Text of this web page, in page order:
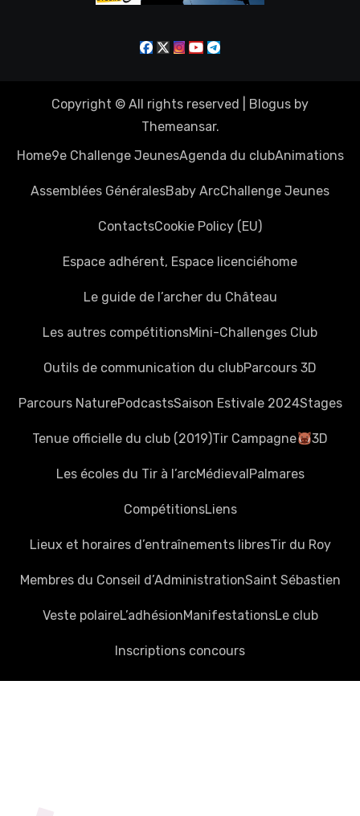
Copyright © All rights reserved Blogus by
Themeansar.
Home9e Challenge JeunesAgenda du clubAnimations
Assemblées GénéralesBaby ArcChallenge Jeunes
ContactsCookie Policy (EU)
Espace adhérent, Espace licenciéhome
Le guide de l’archer du Château
Les autres compétitionsMini-Challenges Club
Outils de communication du clubParcours 3D
Parcours NaturePodcastsSaison Estivale 2024Stages
Tenue officielle du club (2019)Tir Campagne 3D
Les écoles du Tir à l’arcMédieval Palmares
CompétitionsLiens
Lieux et horaires d’entraînements libresTir du Roy
Membres du Conseil d’AdministrationSaint Sébastien
Veste polaireL’adhésionManifestationsLe club
Inscriptions concours